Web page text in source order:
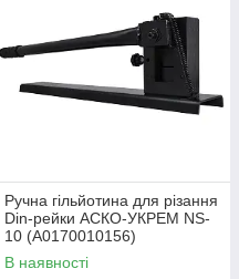
Ручна гільйотина для різання
Din-рейки АСКО-УКРЕМ NS-
10 (A0170010156)
В наявності